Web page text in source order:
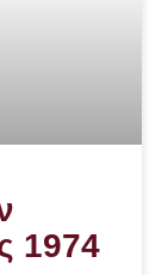
1974